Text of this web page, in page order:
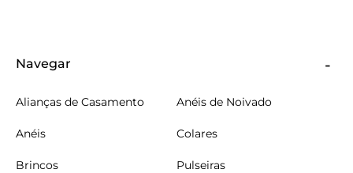
Navegar
Alianças de Casamento Anéis de Noivado
Anéis Colares
Brincos Pulseiras